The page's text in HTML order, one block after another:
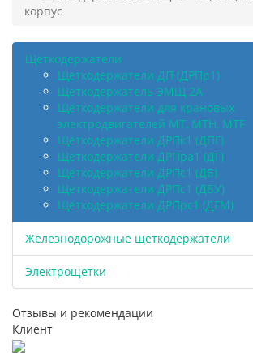
корпус
Щёткодержатели
Щеткодержатели ДП (ДРПр1)
Щеткодержатель ЭМЩ 2А
Щёткодержатели для крановых
электродвигателей МТ, МТН, МТF
Щёткодержатели ДРПк1 (ДПГ)
Щёткодержатели ДРПра1 (ДГ)
Щёткодержатели ДРПс1 (ДБ)
Щёткодержатели ДРПс1 (ДБУ)
Щёткодержатели ДРПрс1 (ДГМ)
Железнодорожные щеткодержатели
Электрощетки
Отзывы и рекомендации
Клиент